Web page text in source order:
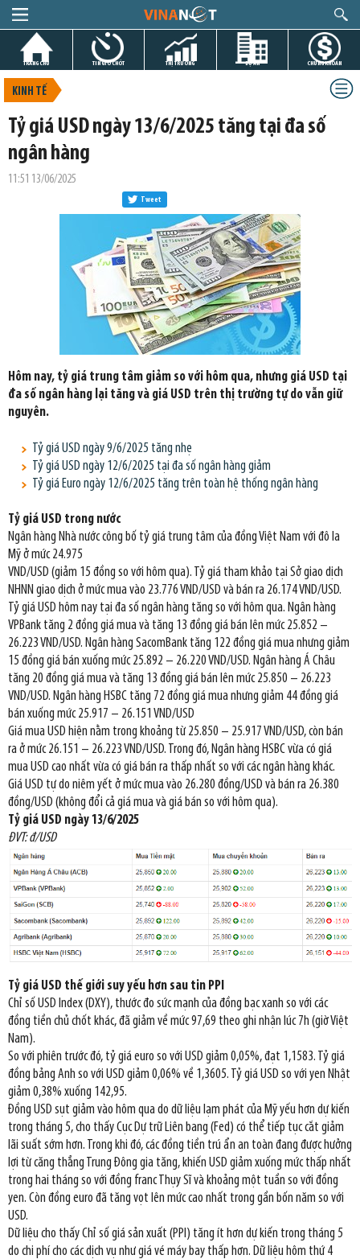
TRANG CHỦ TIN GIỜ CHÓT THỊ TRƯỜNG DỰ ÁN CHỨNG KHOÁN
KINH TẾ
Tỷ giá USD ngày 13/6/2025 tăng tại đa số
ngân hàng
11:51 13/06/2025
Tweet
Hôm nay, tỷ giá trung tâm giảm so với hôm qua, nhưng giá USD tại
đa số ngân hàng lại tăng và giá USD trên thị trường tự do vẫn giữ
nguyên.
Tỷ giá USD ngày 9/6/2025 tăng nhẹ
Tỷ giá USD ngày 12/6/2025 tại đa số ngân hàng giảm
Tỷ giá Euro ngày 12/6/2025 tăng trên toàn hệ thống ngân hàng
Tỷ giá USD trong nước
Ngân hàng Nhà nước công bố tỷ giá trung tâm của đồng Việt Nam với đô la
Mỹ ở mức 24.975
VND/USD (giảm 15 đồng so với hôm qua). Tỷ giá tham khảo tại Sở giao dịch
NHNN giao dịch ở mức mua vào 23.776 VND/USD và bán ra 26.174 VND/USD.
Tỷ giá USD hôm nay tại đa số ngân hàng tăng so với hôm qua. Ngân hàng
VPBank tăng 2 đồng giá mua và tăng 13 đồng giá bán lên mức 25.852 –
26.223 VND/USD. Ngân hàng SacomBank tăng 122 đồng giá mua nhưng giảm
15 đồng giá bán xuống mức 25.892 – 26.220 VND/USD. Ngân hàng Á Châu
tăng 20 đồng giá mua và tăng 13 đồng giá bán lên mức 25.850 – 26.223
VND/USD. Ngân hàng HSBC tăng 72 đồng giá mua nhưng giảm 44 đồng giá
bán xuống mức 25.917 – 26.151 VND/USD
Giá mua USD hiện nằm trong khoảng từ 25.850 – 25.917 VND/USD, còn bán
ra ở mức 26.151 – 26.223 VND/USD. Trong đó, Ngân hàng HSBC vừa có giá
mua USD cao nhất vừa có giá bán ra thấp nhất so với các ngân hàng khác.
Giá USD tự do niêm yết ở mức mua vào 26.280 đồng/USD và bán ra 26.380
đồng/USD (không đổi cả giá mua và giá bán so với hôm qua).
Tỷ giá USD ngày 13/6/2025
ĐVT: đ/USD
Tỷ giá USD thế giới suy yếu hơn sau tin PPI
Chỉ số USD Index (DXY), thước đo sức mạnh của đồng bạc xanh so với các
đồng tiền chủ chốt khác, đã giảm về mức 97,69 theo ghi nhận lúc 7h (giờ Việt
Nam).
So với phiên trước đó, tỷ giá euro so với USD giảm 0,05%, đạt 1,1583. Tỷ giá
đồng bảng Anh so với USD giảm 0,06% về 1,3605. Tỷ giá USD so với yen Nhật
giảm 0,38% xuống 142,95.
Đồng USD sụt giảm vào hôm qua do dữ liệu lạm phát của Mỹ yếu hơn dự kiến
trong tháng 5, cho thấy Cục Dự trữ Liên bang (Fed) có thể tiếp tục cắt giảm
lãi suất sớm hơn. Trong khi đó, các đồng tiền trú ẩn an toàn đang được hưởng
lợi từ căng thẳng Trung Đông gia tăng, khiến USD giảm xuống mức thấp nhất
trong hai tháng so với đồng franc Thụy Sĩ và khoảng một tuần so với đồng
yen. Còn đồng euro đã tăng vọt lên mức cao nhất trong gần bốn năm so với
USD.
Dữ liệu cho thấy Chỉ số giá sản xuất (PPI) tăng ít hơn dự kiến trong tháng 5
do chi phí cho các dịch vụ như giá vé máy bay thấp hơn. Dữ liệu hôm thứ 4